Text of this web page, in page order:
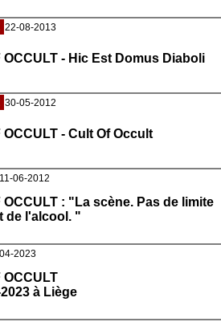
22-08-2013
OCCULT - Hic Est Domus Diaboli
30-05-2012
OCCULT - Cult Of Occult
11-06-2012
OCCULT : "La scène. Pas de limite
de l'alcool. "
2023
OCCULT
à Liège